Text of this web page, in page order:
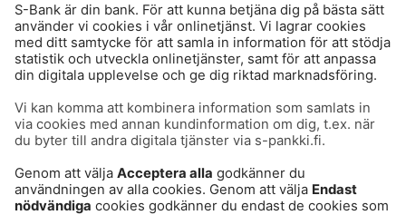
Användarvillkor
Dataskydd